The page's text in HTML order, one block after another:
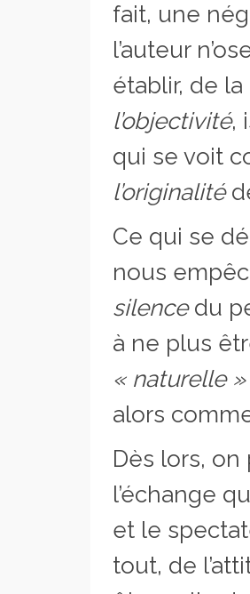
fait, une
l’auteur
établir, de
l’objectivité,
qui se voit
l’originalité
Ce qui se
nous
silencedu
à ne plus
« naturelle »
alors
Dès lors,
l’échange
et le
tout, de